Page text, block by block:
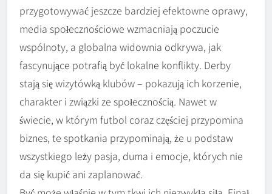
przygotowywać jeszcze bardziej efektowne oprawy,
media społecznościowe wzmacniają poczucie
wspólnoty, a globalna widownia odkrywa, jak
fascynujące potrafią być lokalne konflikty. Derby
stają się wizytówką klubów – pokazują ich korzenie,
charakter i związki ze społecznością. Nawet w
świecie, w którym futbol coraz częściej przypomina
biznes, te spotkania przypominają, że u podstaw
wszystkiego leży pasja, duma i emocje, których nie
da się kupić ani zaplanować.